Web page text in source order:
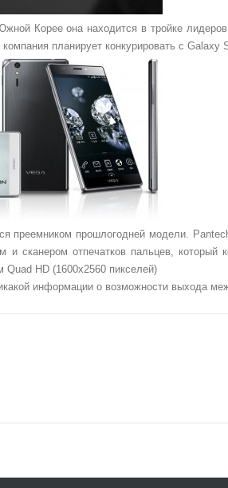
Корее она находится в тройке
планирует конкурировать с
преемником прошлогодней модели.
сканером отпечатков пальцев,
HD (1600x2560 пикселей)
информации о возможности выхода